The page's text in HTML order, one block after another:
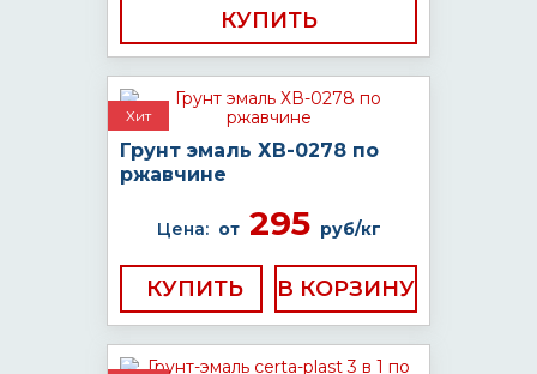
КУПИТЬ
Хит
Грунт эмаль ХВ-0278 по
ржавчине
Цена: от295 руб/кг
КУПИТЬ